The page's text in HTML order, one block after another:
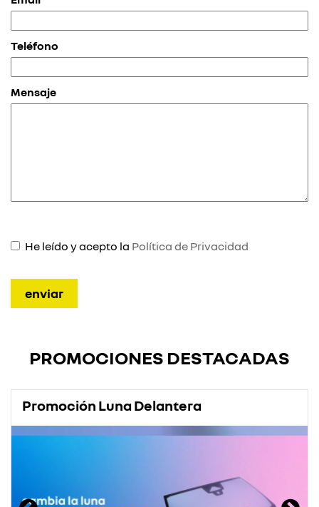
Teléfono
Mensaje
He leído y acepto la Política de Privacidad
PROMOCIONES DESTACADAS
Promoción Luna Delantera